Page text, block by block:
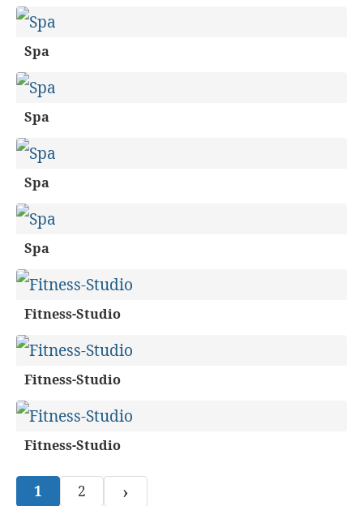
Spa
Spa
Spa
Spa
Fitness-Studio
Fitness-Studio
Fitness-Studio
1 2 ›